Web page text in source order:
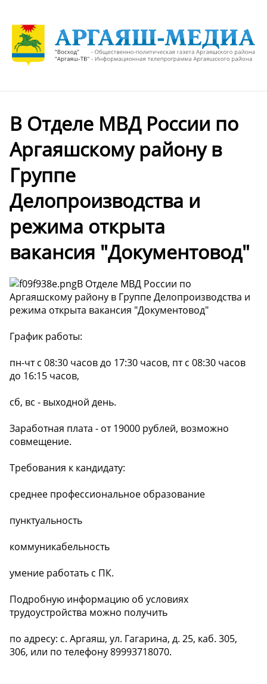
В Отделе МВД России по
Аргаяшскому району в
Группе
Делопроизводства и
режима открыта
вакансия "Документовод"
В Отделе МВД России по
Аргаяшскому району в Группе Делопроизводства и
режима открыта вакансия "Документовод"
График работы:
пн-чт с 08:30 часов до 17:30 часов, пт с 08:30 часов
до 16:15 часов,
сб, вс - выходной день.
Заработная плата - от 19000 рублей, возможно
совмещение.
Требования к кандидату:
среднее профессиональное образование
пунктуальность
коммуникабельность
умение работать с ПК.
Подробную информацию об условиях
трудоустройства можно получить
по адресу: с. Аргаяш, ул. Гагарина, д. 25, каб. 305,
306, или по телефону 89993718070.